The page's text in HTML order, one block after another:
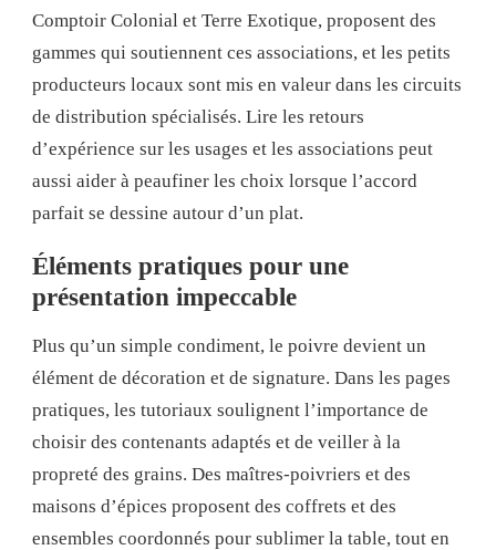
Comptoir Colonial et Terre Exotique, proposent des
gammes qui soutiennent ces associations, et les petits
producteurs locaux sont mis en valeur dans les circuits
de distribution spécialisés. Lire les retours
d’expérience sur les usages et les associations peut
aussi aider à peaufiner les choix lorsque l’accord
parfait se dessine autour d’un plat.
Éléments pratiques pour une
présentation impeccable
Plus qu’un simple condiment, le poivre devient un
élément de décoration et de signature. Dans les pages
pratiques, les tutoriaux soulignent l’importance de
choisir des contenants adaptés et de veiller à la
propreté des grains. Des maîtres-poivriers et des
maisons d’épices proposent des coffrets et des
ensembles coordonnés pour sublimer la table, tout en